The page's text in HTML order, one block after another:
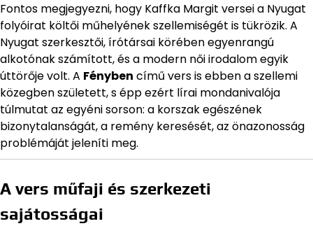
Fontos megjegyezni, hogy Kaffka Margit versei a Nyugat
folyóirat költői műhelyének szellemiségét is tükrözik. A
Nyugat szerkesztői, írótársai körében egyenrangú
alkotónak számított, és a modern női irodalom egyik
úttörője volt. A Fényben című vers is ebben a szellemi
közegben született, s épp ezért lírai mondanivalója
túlmutat az egyéni sorson: a korszak egészének
bizonytalanságát, a remény keresését, az önazonosság
problémáját jeleníti meg.
A vers műfaji és szerkezeti
sajátosságai